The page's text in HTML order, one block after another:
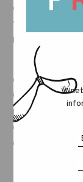
otra, un
tema tan
nuestra
Desde
ofrecemos
presencia y
de nuestro
dedicación
Porque